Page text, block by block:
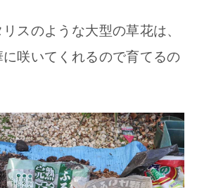
スのような大型の草花は、
咲いてくれるので育てるの